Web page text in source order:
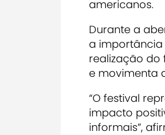
americanos.
Durante a
a
realização do
e movimenta
“O festival
impacto
informais”,